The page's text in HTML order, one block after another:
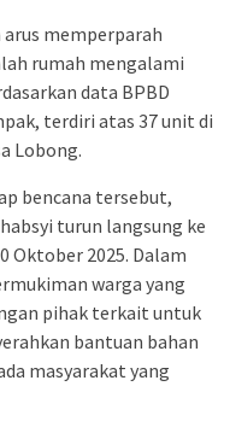
memperparah
rumah mengalami
data BPBD
terdiri atas 37 unit di
Lobong.
bencana tersebut,
turun langsung ke
Oktober 2025. Dalam
warga yang
pihak terkait untuk
bantuan bahan
masyarakat yang